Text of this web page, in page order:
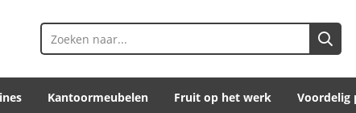
Kantoormeubelen Fruit op het werk Voordelig